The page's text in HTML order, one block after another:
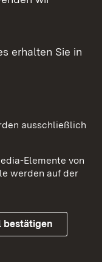
erhalten Sie in
ausschließlich
Elemente von
werden auf der
bestätigen